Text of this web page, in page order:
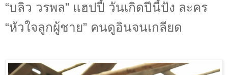
“บลิว วรพล” แฮปปี้ วันเกิดปีนี้ปัง ละคร
“หัวใจลูกผู้ชาย” คนดูอินจนเกลียด